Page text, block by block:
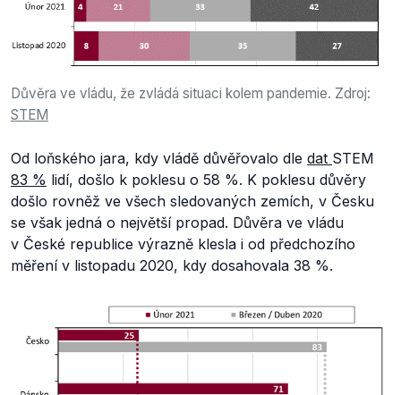
Důvěra ve vládu, že zvládá situaci kolem pandemie. Zdroj:
STEM
Od loňského jara, kdy vládě důvěřovalo dle dat STEM
83 % lidí, došlo k poklesu o 58 %. K poklesu důvěry
došlo rovněž ve všech sledovaných zemích, v Česku
se však jedná o největší propad. Důvěra ve vládu
v České republice výrazně klesla i od předchozího
měření v listopadu 2020, kdy dosahovala 38 %.